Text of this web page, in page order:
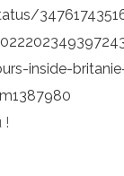
inside-
!